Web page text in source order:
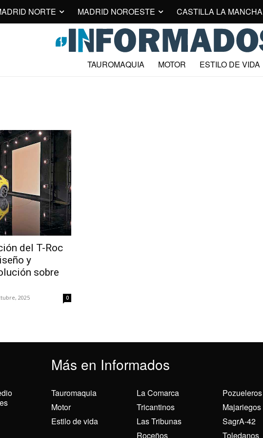
NORTE MADRID NOROESTE CASTILLA LA MANCHA
TAUROMAQUIA MOTOR ESTILO DE VIDA
del T-Roc
y
sobre
2025 0
Más en Informados
Tauromaquia
Motor
Estilo de vida
La Comarca
Tricantinos
Las Tribunas
Roceños
Pozueleros
Majariegos
SagrA-42
Toledanos